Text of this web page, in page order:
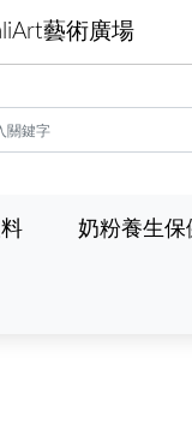
藝術廣場
奶粉養生保